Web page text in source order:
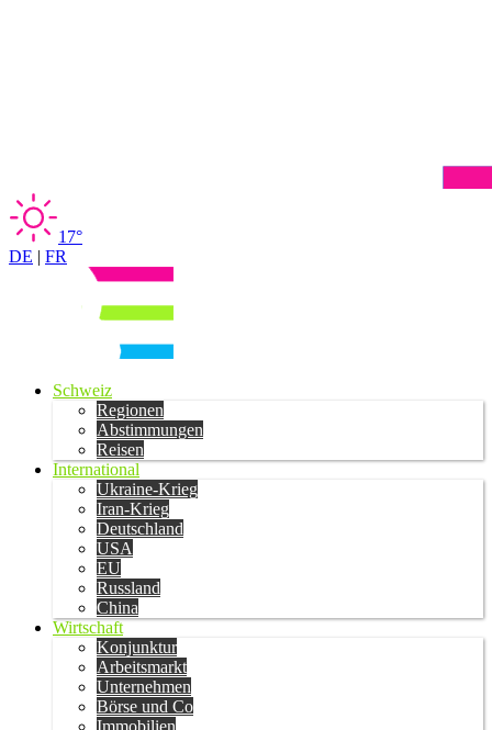
17°
DE | FR
Schweiz
Regionen
Abstimmungen
Reisen
International
Ukraine-Krieg
Iran-Krieg
Deutschland
USA
EU
Russland
China
Wirtschaft
Konjunktur
Arbeitsmarkt
Unternehmen
Börse und Co
Immobilien